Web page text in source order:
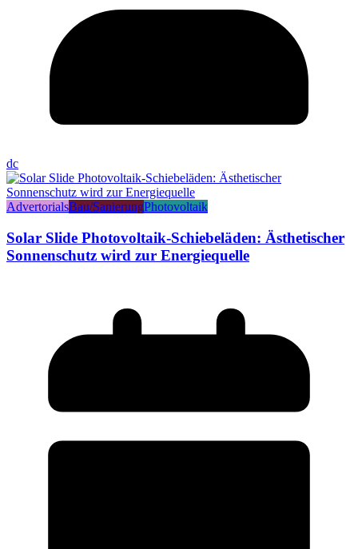
dc
AdvertorialsBau/SanierungPhotovoltaik
Solar Slide Photovoltaik-Schiebeläden: Ästhetischer
Sonnenschutz wird zur Energiequelle